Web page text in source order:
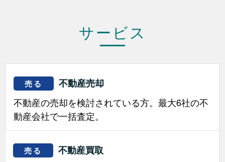
サービス
売る
不動産売却
不動産の売却を検討されている方。最大6社の不
動産会社で一括査定。
売る
不動産買取